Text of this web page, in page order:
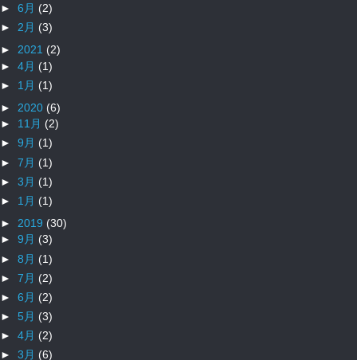
► 6月 (2)
► 2月 (3)
► 2021 (2)
► 4月 (1)
► 1月 (1)
► 2020 (6)
► 11月 (2)
► 9月 (1)
► 7月 (1)
► 3月 (1)
► 1月 (1)
► 2019 (30)
► 9月 (3)
► 8月 (1)
► 7月 (2)
► 6月 (2)
► 5月 (3)
► 4月 (2)
► 3月 (6)